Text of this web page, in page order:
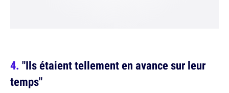
"Ils étaient tellement en avance sur leur
temps"